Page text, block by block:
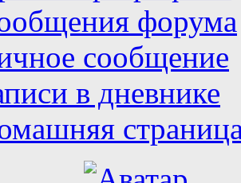
форума
сообщение
в дневнике